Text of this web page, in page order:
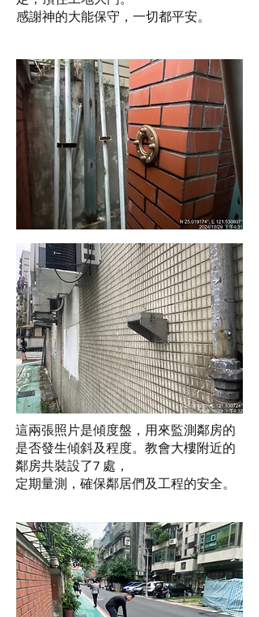
感謝神的大能保守，一切都平安。
這兩張照片是傾度盤，用來監測鄰房的
是否發生傾斜及程度。教會大樓附近的
鄰房共裝設了7 處，
定期量測，確保鄰居們及工程的安全。